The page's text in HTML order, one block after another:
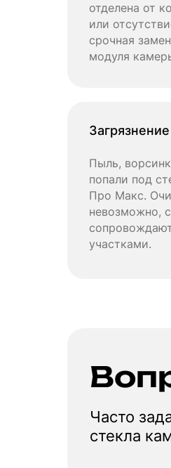
отделена от
или
срочная
модуля
Пыль,
попали под
Про Макс.
невозможно,
участками.
Часто
стекла